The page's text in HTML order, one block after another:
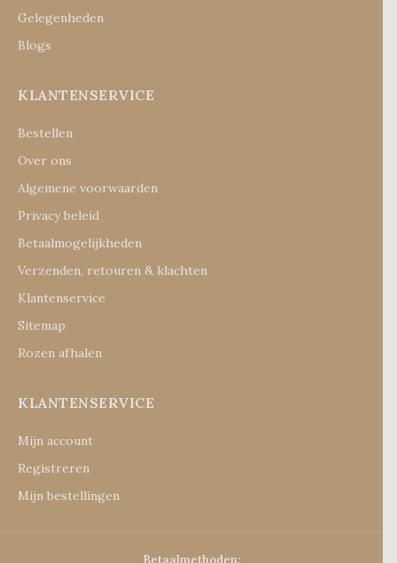
Gelegenheden
Blogs
KLANTENSERVICE
Bestellen
Over ons
Algemene voorwaarden
Privacy beleid
Betaalmogelijkheden
Verzenden, retouren & klachten
Klantenservice
Sitemap
Rozen afhalen
KLANTENSERVICE
Mijn account
Registreren
Mijn bestellingen